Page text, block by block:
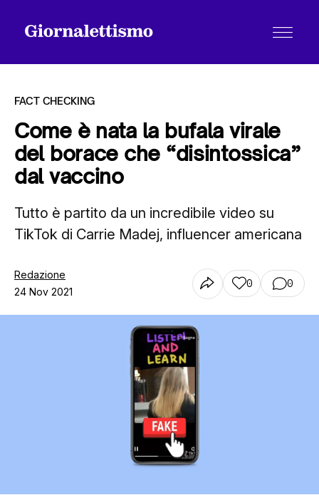
Tutti gli articoli
Chi siamo
Contatti
FACT CHECKING
Come è nata la bufala virale
del borace che “disintossica”
dal vaccino
Tutto è partito da un incredibile video su
TikTok di Carrie Madej, influencer americana
Redazione
24 Nov 2021
0 0